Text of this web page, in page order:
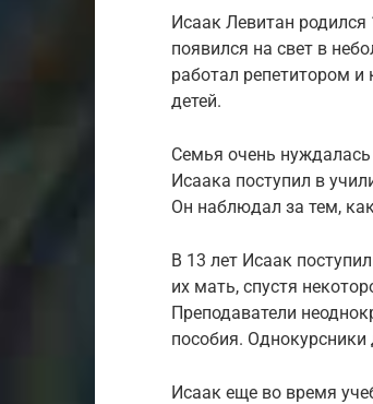
Исаак Левитан родился
появился на свет в
работал репетитором
детей.
Семья очень
Исаака поступил в
Он наблюдал за тем,
В 13 лет Исаак
их мать, спустя
Преподаватели
пособия.
Исаак еще во время